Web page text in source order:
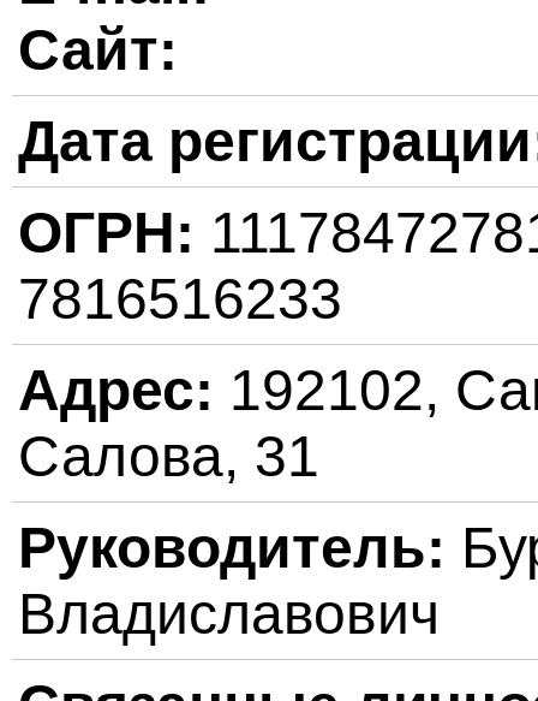
Сайт:
Дата
ОГРН:
7816516233
Адрес: 192102,
Салова, 31
Руководитель:
Владиславович